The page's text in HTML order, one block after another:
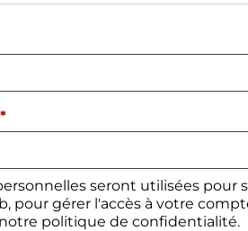
*Obligatoire
seront utilisées pour
pour gérer l'accès à votre
politique de confidentialité.